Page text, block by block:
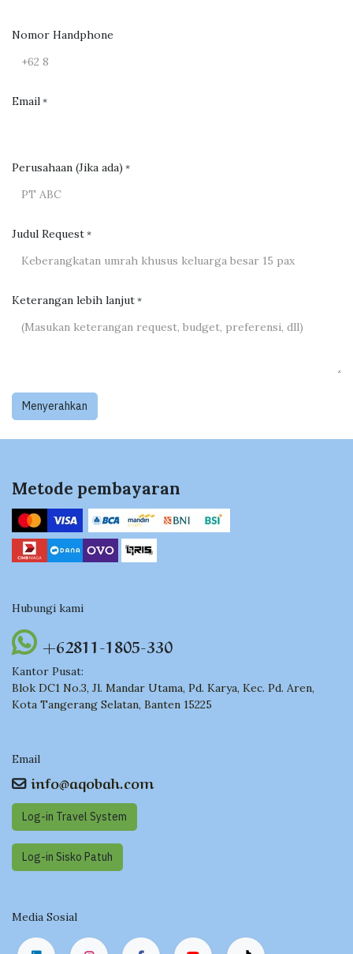
Nomor Handphone
Email *
Perusahaan (Jika ada) *
Judul Request *
Keterangan lebih lanjut *
Menyerahkan
Metode pembayaran
Hubungi kami
+62811-1805-330
Kantor Pusat:
Blok DC1 No.3, Jl. Mandar Utama, Pd. Karya, Kec. Pd. Aren,
Kota Tangerang Selatan, Banten 15225
Email
info@aqobah.com
Log-in Travel System
Log-in Sisko Pat​​uh
Media Sosial